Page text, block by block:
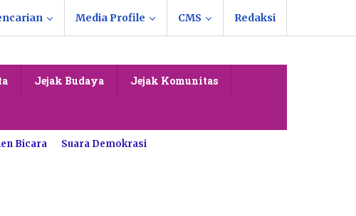
Media Profile CMS Redaksi
Jejak Budaya Jejak Komunitas
Bicara Suara Demokrasi